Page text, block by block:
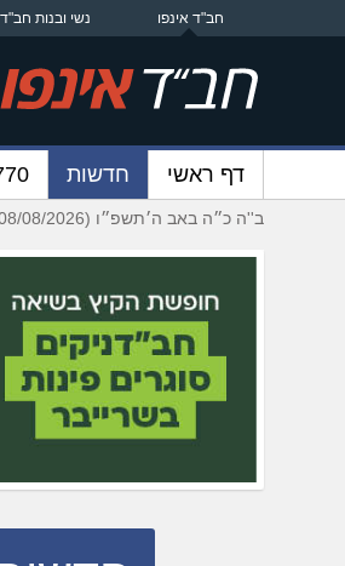
חב"ד אינפו נשי ובנות חב"ד
דף ראשי חדשות
ב''ה כ״ה באב ה׳תשפ״ו (08/08/2026)